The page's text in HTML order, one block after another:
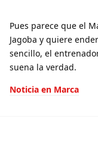
Pues parece que el
Jagoba y quiere
sencillo, el
suena la verdad.
Noticia en Marca